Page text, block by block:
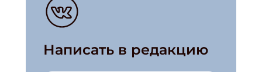
Написать в редакцию